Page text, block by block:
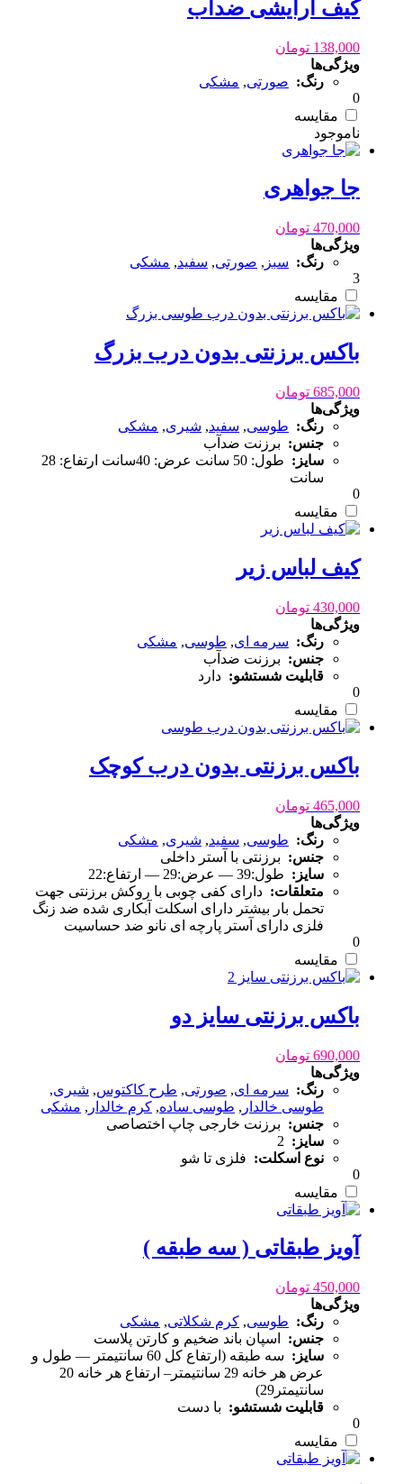
کیف آرایشی ضدآب
138,000 تومان
ویژگی‌ها
رنگ: صورتی, مشکی
0
مقایسه
جا جواهری
470,000 تومان
ویژگی‌ها
رنگ: سبز , صورتی, سفید, مشکی
3
مقایسه
باکس برزنتی بدون درب بزرگ
685,000 تومان
ویژگی‌ها
رنگ: طوسی, سفید, شیری, مشکی
جنس: برزنت ضدآب
سایز:
طول: 50 سانت عرض: 40سانت ارتفاع: 28
سانت
0
مقایسه
کیف لباس زیر
430,000 تومان
ویژگی‌ها
رنگ: سرمه ای, طوسی, مشکی
جنس: برزنت ضدآب
قابلیت شستشو: دارد
0
مقایسه
باکس برزنتی بدون درب کوچک
465,000 تومان
ویژگی‌ها
رنگ: طوسی, سفید, شیری, مشکی
جنس: برزنتی با آستر داخلی
سایز: طول:39 — عرض:29 — ارتفاع:22
متعلقات: دارای کفی چوبی با روکش برزنتی جهت
تحمل بار بیشتر دارای اسکلت آبکاری شده ضد زنگ
فلزی دارای آستر پارچه ای نانو ضد حساسیت
0
مقایسه
باکس برزنتی سایز دو
690,000 تومان
ویژگی‌ها
رنگ: سرمه ای, صورتی, طرح کاکتوس, شیری,
طوسی خالدار , طوسی ساده, کرم خالدار , مشکی
جنس: برزنت خارجی چاپ اختصاصی
سایز: 2
نوع اسکلت: فلزی تا شو
0
مقایسه
آویز طبقاتی ( سه طبقه )
450,000 تومان
ویژگی‌ها
رنگ: طوسی, کرم شکلاتی, مشکی
جنس:
اسپان باند ضخیم و کارتن پلاست
سایز:
سه طبقه (ارتفاع کل 60 سانتیمتر — طول و
عرض هر خانه 29 سانتیمتر– ارتفاع هر خانه 20
سانتیمتر29)
قابلیت شستشو: با دست
0
مقایسه